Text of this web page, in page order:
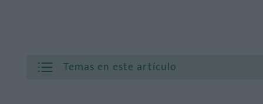
Temas en este artículo